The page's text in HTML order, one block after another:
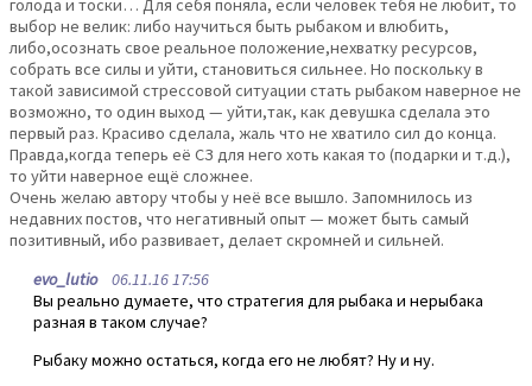
голода и тоски… Для себя поняла, если человек тебя не любит, то
выбор не велик: либо научиться быть рыбаком и влюбить,
либо,осознать свое реальное положение,нехватку ресурсов,
собрать все силы и уйти, становиться сильнее. Но поскольку в
такой зависимой стрессовой ситуации стать рыбаком наверное не
возможно, то один выход — уйти,так, как девушка сделала это
первый раз. Красиво сделала, жаль что не хватило сил до конца.
Правда,когда теперь её СЗ для него хоть какая то (подарки и т.д.),
то уйти наверное ещё сложнее.
Очень желаю автору чтобы у неё все вышло. Запомнилось из
недавних постов, что негативный опыт — может быть самый
позитивный, ибо развивает, делает скромней и сильней.
evo_lutio06.11.16 17:56
Вы реально думаете, что стратегия для рыбака и нерыбака
разная в таком случае?
Рыбаку можно остаться, когда его не любят? Ну и ну.